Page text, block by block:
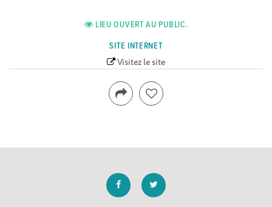
LIEU OUVERT AU PUBLIC.
SITE INTERNET
Visitez le site